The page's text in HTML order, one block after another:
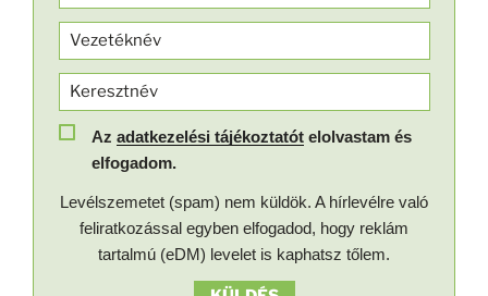
Az adatkezelési tájékoztatótelolvastam és
elfogadom.
Levélszemetet (spam) nem küldök. A hírlevélre való
feliratkozással egyben elfogadod, hogy reklám
tartalmú (eDM) levelet is kaphatsz tőlem.